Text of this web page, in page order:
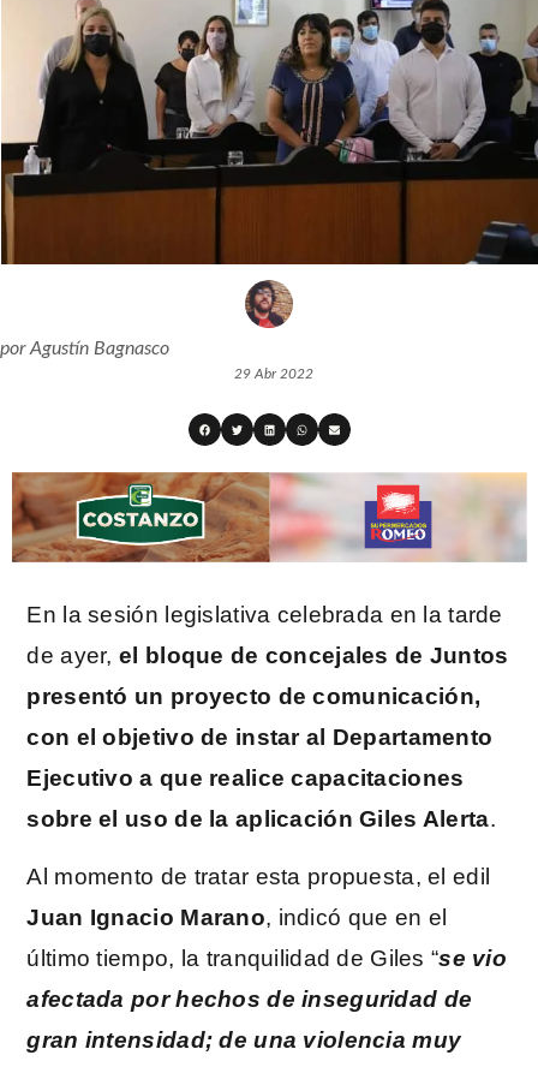
porAgustín Bagnasco
29 Abr 2022
En la sesión legislativa celebrada en la tarde
de ayer,el bloque de concejales de Juntos
presentó un proyecto de comunicación,
con el objetivo de instar al Departamento
Ejecutivo a que realice capacitaciones
sobre el uso de la aplicación Giles Alerta.
Al momento de tratar esta propuesta, el edil
Juan Ignacio Marano, indicó que en el
último tiempo, la tranquilidad de Giles “se vio
afectada por hechos de inseguridad de
gran intensidad; de una violencia muy